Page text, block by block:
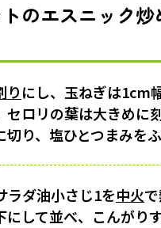
のエスニック炒
りにし、玉ねぎは1cm
セロリの葉は大きめに
り、塩ひとつまみをふ
ラダ油小さじ1を中火
にして並べ、こんがり